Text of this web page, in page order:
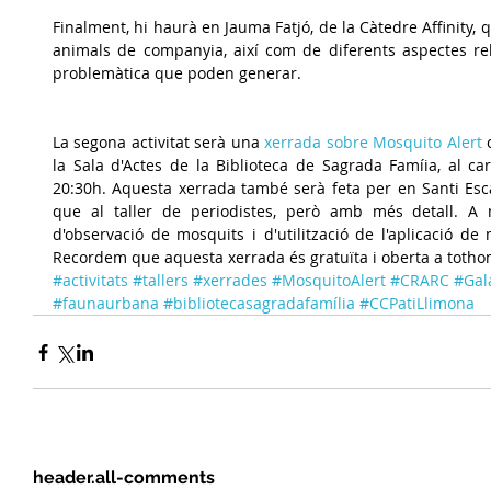
Finalment, hi haurà en Jauma Fatjó, de la Càtedre Affinity,
animals de companyia, així com de diferents aspectes
problemàtica que poden generar.
La segona activitat serà una xerrada sobre Mosquito Alert
la Sala d'Actes de la Biblioteca de Sagrada Famíia, al
20:30h. Aquesta xerrada també serà feta per en Santi
que al taller de periodistes, però amb més detall. A
d'observació de mosquits i d'utilització de l'aplicació de
Recordem que aquesta xerrada és gratuïta i oberta a
#activitats #tallers #xerrades #MosquitoAlert #CRARC
#faunaurbana #bibliotecasagradafamília #CCPatiLlimona
header.all-comments